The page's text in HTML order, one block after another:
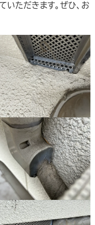
いただきます。ぜひ、お